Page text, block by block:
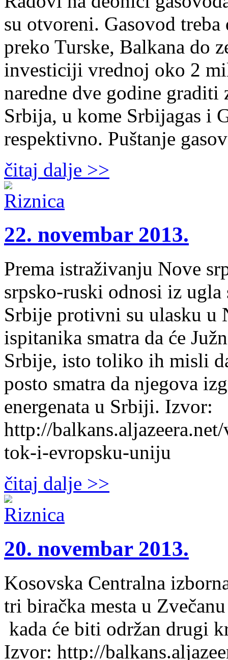
su otvoreni. Gasovod
preko Turske, Balkana do
investiciji vrednoj oko 2
naredne dve godine graditi
Srbija, u kome Srbijagas i
respektivno. Puštanje
čitaj dalje >>
22. novembar 2013.
Prema istraživanju Nove
srpsko-ruski odnosi iz
Srbije protivni su ulasku u
ispitanika smatra da će
Srbije, isto toliko ih misli
posto smatra da njegova
energenata u Srbiji. Izvor:
http://
tok-i-evropsku-uniju
čitaj dalje >>
20. novembar 2013.
Kosovska Centralna
tri biračka mesta u
kada će biti održan drugi
Izvor: http://